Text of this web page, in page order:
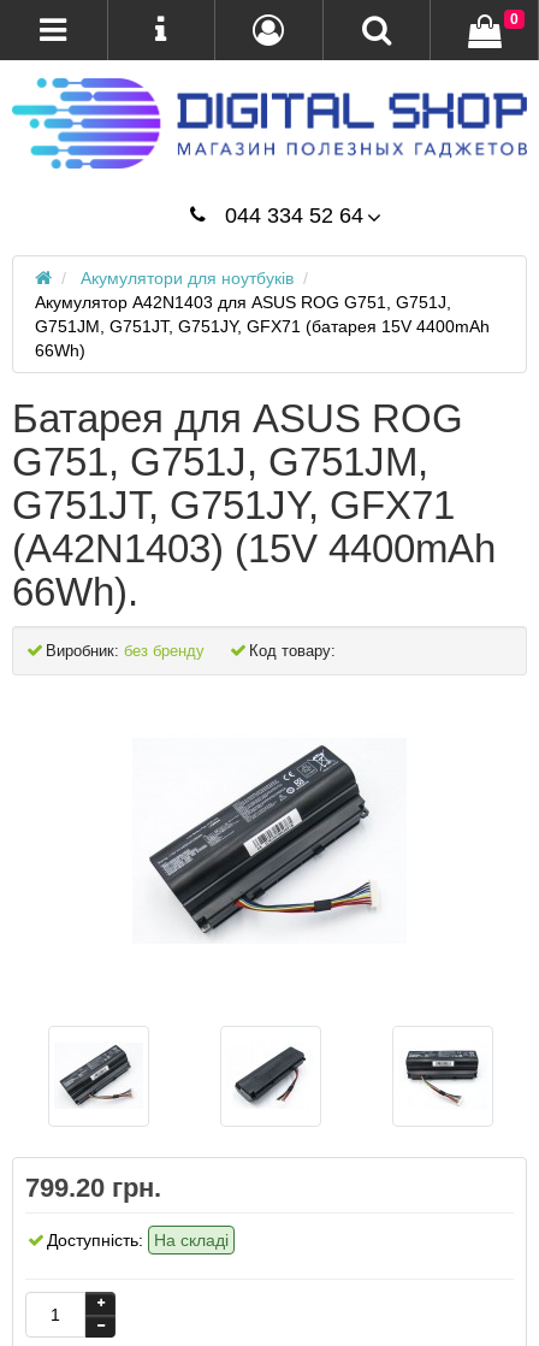
044 334 52 64
0
Акумулятори для ноутбуків
Акумулятор A42N1403 для ASUS ROG G751, G751J,
G751JM, G751JT, G751JY, GFX71 (батарея 15V 4400mAh
66Wh)
Батарея для ASUS ROG
G751, G751J, G751JM,
G751JT, G751JY, GFX71
(A42N1403) (15V 4400mAh
66Wh).
Виробник: без бренду Код товару:
799.20 грн.
Доступність: На складі